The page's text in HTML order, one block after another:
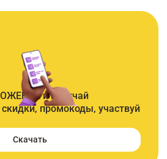
и получай
промокоды, участвуй
Скачать